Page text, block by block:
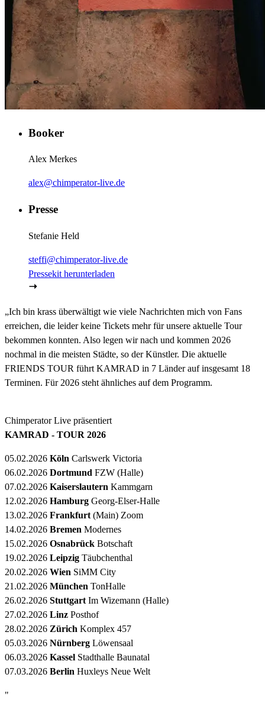
Booker
Alex Merkes
alex@chimperator-live.de
Presse
Stefanie Held
steffi@chimperator-live.de
Pressekit herunterladen
„Ich bin krass überwältigt wie viele Nachrichten mich von Fans
erreichen, die leider keine Tickets mehr für unsere aktuelle Tour
bekommen konnten. Also legen wir nach und kommen 2026
nochmal in die meisten Städte, so der Künstler. Die aktuelle
FRIENDS TOUR führt KAMRAD in 7 Länder auf insgesamt 18
Terminen. Für 2026 steht ähnliches auf dem Programm.
Chimperator Live präsentiert
KAMRAD - TOUR 2026
05.02.2026 Köln Carlswerk Victoria
06.02.2026 Dortmund FZW (Halle)
07.02.2026 Kaiserslautern Kammgarn
12.02.2026 Hamburg Georg-Elser-Halle
13.02.2026 Frankfurt (Main) Zoom
14.02.2026 Bremen Modernes
15.02.2026 Osnabrück Botschaft
19.02.2026 Leipzig Täubchenthal
20.02.2026 Wien SiMM City
21.02.2026 München TonHalle
26.02.2026 Stuttgart Im Wizemann (Halle)
27.02.2026 Linz Posthof
28.02.2026 Zürich Komplex 457
05.03.2026 Nürnberg Löwensaal
06.03.2026 Kassel Stadthalle Baunatal
07.03.2026 Berlin Huxleys Neue Welt
"